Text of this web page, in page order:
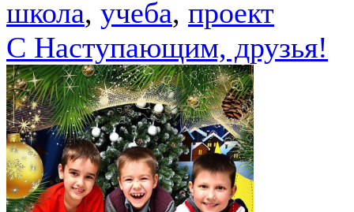
школа, учеба, проект
С Наступающим, друзья!